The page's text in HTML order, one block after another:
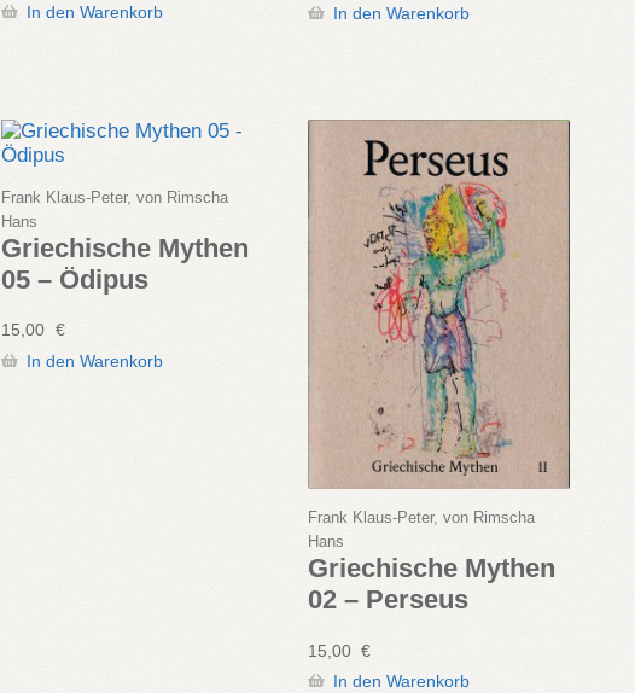
In den Warenkorb
In den Warenkorb
Frank Klaus-Peter, von Rimscha
Hans
Griechische Mythen
05 – Ödipus
15,00 €
In den Warenkorb
Frank Klaus-Peter, von Rimscha
Hans
Griechische Mythen
02 – Perseus
15,00 €
In den Warenkorb